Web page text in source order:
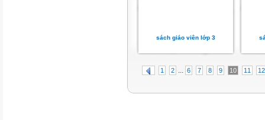
sách giáo viên lớp 3
1 2 ... 6 7 8 9 10 11 12